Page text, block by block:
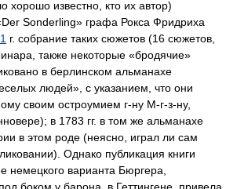
известно, кто их автор)
Sonderling» графа Рокса Фридриха
г. собрание таких сюжетов (16 сюжетов,
также некоторые «бродячие»
в берлинском альманахе
людей», с указанием, что они
своим остроумием г-ну М-г-з-ну,
в 1783 гг. в том же альманахе
в этом роде (неясно, играл ли сам
Однако публикация книги
немецкого варианта Бюргера,